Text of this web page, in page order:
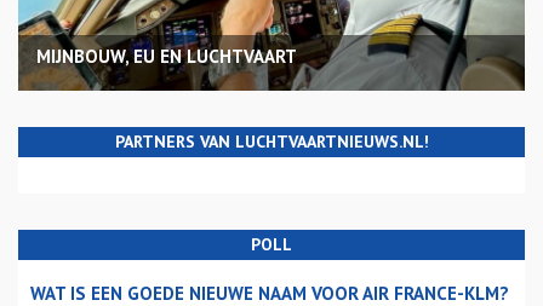
MIJNBOUW, EU EN LUCHTVAART
PARTNERS VAN LUCHTVAARTNIEUWS.NL!
POLL
WAT IS EEN GOEDE NIEUWE NAAM VOOR AIR FRANCE-KLM?